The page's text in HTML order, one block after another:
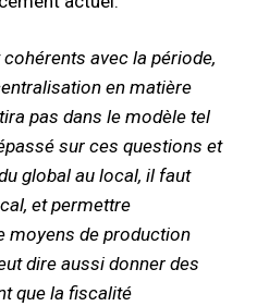
avec la période,
en matière
pas dans le modèle tel
sur ces questions et
global au local, il faut
et permettre
moyens de production
dire aussi donner des
que la fiscalité